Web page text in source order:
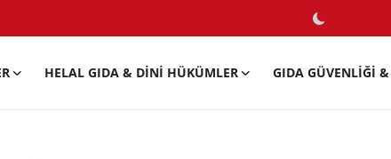
HELAL GIDA & DINI HÜKÜMLER GIDA GÜVENLIĞI